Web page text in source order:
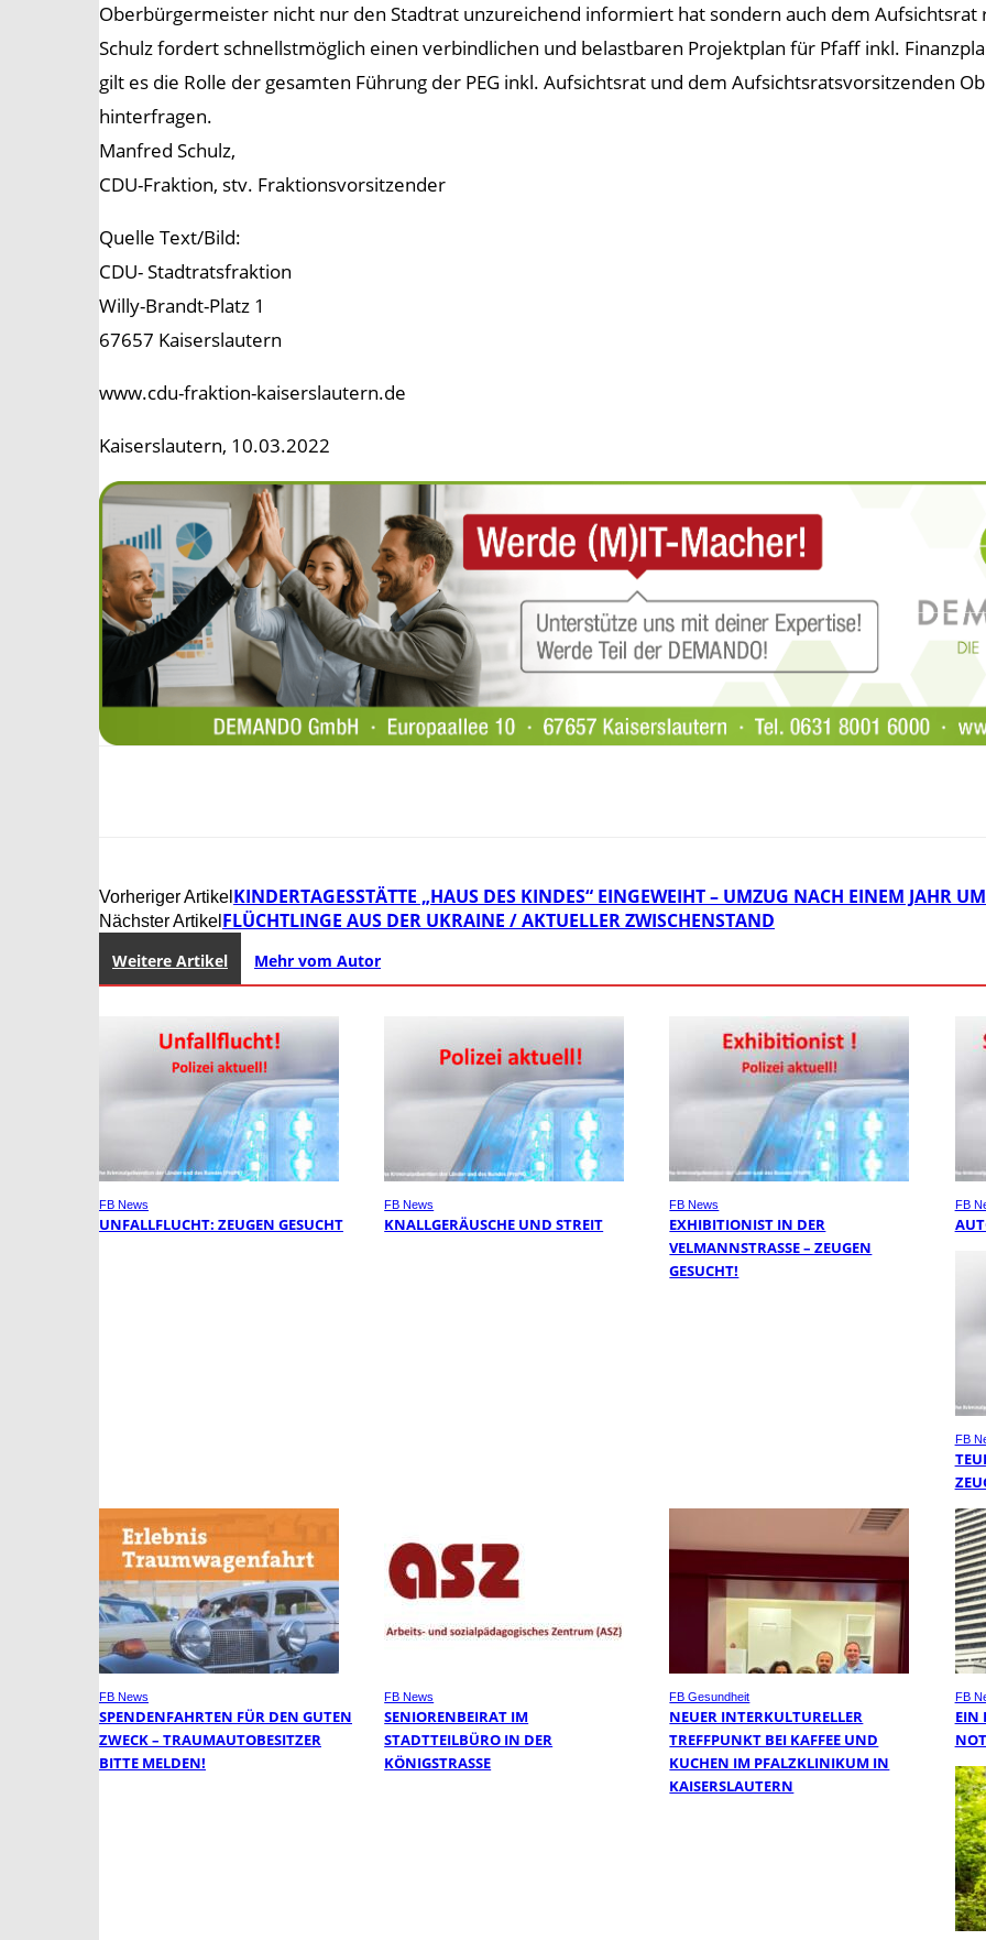
Oberbürgermeister nicht nur den Stadtrat unzureichend informiert hat sondern auch dem
Schulz fordert schnellstmöglich einen verbindlichen und belastbaren Projektplan für Pfaff inkl.
gilt es die Rolle der gesamten Führung der PEG inkl. Aufsichtsrat und dem Aufsichtsratsvorsitzenden
hinterfragen.
Manfred Schulz,
CDU-Fraktion, stv. Fraktionsvorsitzender
Quelle Text/Bild:
CDU- Stadtratsfraktion
Willy-Brandt-Platz 1
67657 Kaiserslautern
www.cdu-fraktion-kaiserslautern.de
Kaiserslautern, 10.03.2022
Vorheriger Artikel KINDERTAGESSTÄTTE „HAUS DES KINDES“ EINGEWEIHT – UMZUG NACH EINEM JAHR
Nächster Artikel FLÜCHTLINGE AUS DER UKRAINE / AKTUELLER ZWISCHENSTAND
Weitere Artikel Mehr vom Autor
FB News
UNFALLFLUCHT: ZEUGEN GESUCHT
FB News
KNALLGERÄUSCHE UND STREIT
FB News
EXHIBITIONIST IN DER
VELMANNSTRASSE – ZEUGEN G
ESUCHT!
FB
FB
FB News
SPENDENFAHRTEN FÜR DEN GUTEN
ZWECK – TRAUMAUTOBESITZER
BITTE MELDEN!
FB News
SENIORENBEIRAT IM
STADTTEILBÜRO IN DER
KÖNIGSTRASSE
FB Gesundheit
NEUER INTERKULTURELLER
TREFFPUNKT BEI KAFFEE UND
KUCHEN IM PFALZKLINIKUM IN
KAISERSLAUTERN
FB
EIN